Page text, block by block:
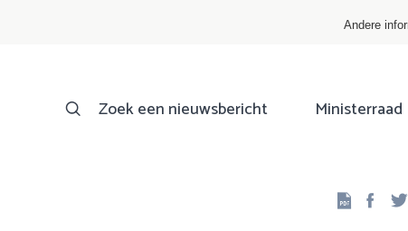
Andere
Zoek een nieuwsbericht Ministerraad